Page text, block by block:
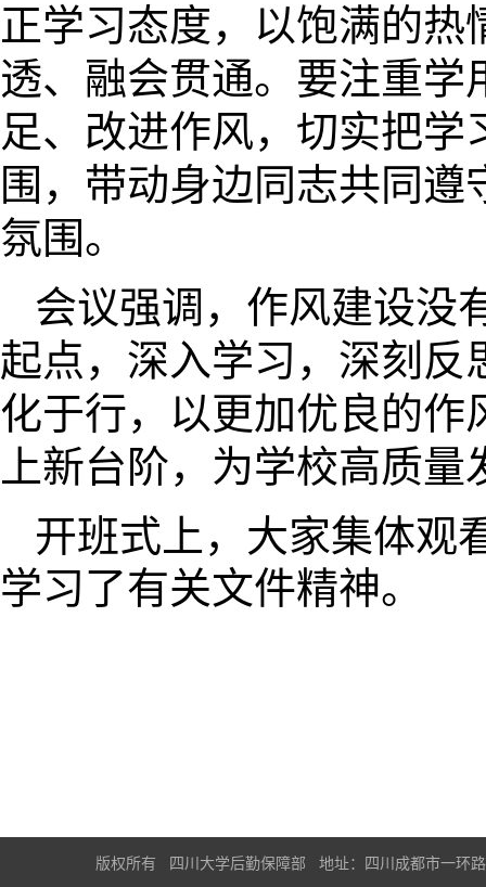
正学习态度，以饱满的
透、融会贯通。要注重
足、改进作风，切实把
围，带动身边同志共同
氛围。
会议强调，作风建设没
起点，深入学习，深刻反
化于行，以更加优良的
上新台阶，为学校高质
开班式上，大家集体观
学习了有关文件精神。
版权所有 四川大学后勤保障部 地址：四川成都市一环